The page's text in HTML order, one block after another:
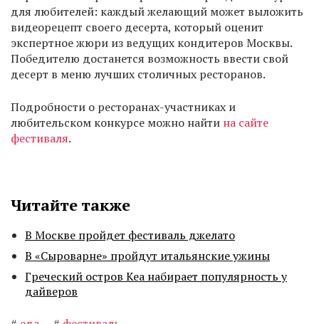
для любителей: каждый желающий может выложить
видеорецепт своего десерта, который оценит
экспертное жюри из ведущих кондитеров Москвы.
Победителю достанется возможность ввести свой
десерт в меню лучших столичных ресторанов.
Подробности о ресторанах-участниках и
любительском конкурсе можно найти на сайте
фестиваля.
Читайте также
В Москве пройдет фестиваль джелато
В «Сыроварне» пройдут итальянские ужины
Греческий остров Кеа набирает популярность у
дайверов